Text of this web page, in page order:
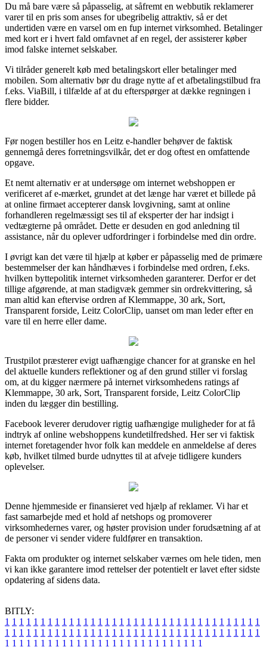
Du må bare være så påpasselig, at såfremt en webbutik reklamerer
varer til en pris som anses for ubegribelig attraktiv, så er det
undertiden være en varsel om en fup internet virksomhed. Betalinger
med kort er i hvert fald omfavnet af en regel, der assisterer køber
imod falske internet selskaber.
Vi tilråder generelt køb med betalingskort eller betalinger med
mobilen. Som alternativ bør du drage nytte af et afbetalingstilbud fra
f.eks. ViaBill, i tilfælde af at du efterspørger at dække regningen i
flere bidder.
Før nogen bestiller hos en Leitz e-handler behøver de faktisk
gennemgå deres forretningsvilkår, det er dog oftest en omfattende
opgave.
Et nemt alternativ er at undersøge om internet webshoppen er
verificeret af e-mærket, grundet at det længe har været et billede på
at online firmaet accepterer dansk lovgivning, samt at online
forhandleren regelmæssigt ses til af eksperter der har indsigt i
vedtægterne på området. Dette er desuden en god anledning til
assistance, når du oplever udfordringer i forbindelse med din ordre.
I øvrigt kan det være til hjælp at køber er påpasselig med de primære
bestemmelser der kan håndhæves i forbindelse med ordren, f.eks.
hvilken byttepolitik internet virksomheden garanterer. Derfor er det
tillige afgørende, at man stadigvæk gemmer sin ordrekvittering, så
man altid kan eftervise ordren af Klemmappe, 30 ark, Sort,
Transparent forside, Leitz ColorClip, uanset om man leder efter en
vare til en herre eller dame.
Trustpilot præsterer evigt uafhængige chancer for at granske en hel
del aktuelle kunders reflektioner og af den grund stiller vi forslag
om, at du kigger nærmere på internet virksomhedens ratings af
Klemmappe, 30 ark, Sort, Transparent forside, Leitz ColorClip
inden du lægger din bestilling.
Facebook leverer derudover rigtig uafhængige muligheder for at få
indtryk af online webshoppens kundetilfredshed. Her ser vi faktisk
internet foretagender hvor folk kan meddele en anmeldelse af deres
køb, hvilket tilmed burde udnyttes til at afveje tidligere kunders
oplevelser.
Denne hjemmeside er finansieret ved hjælp af reklamer. Vi har et
fast samarbejde med et hold af netshops og promoverer
virksomhedernes varer, og høster provision under forudsætning af at
de personer vi sender videre fuldfører en transaktion.
Fakta om produkter og internet selskaber værnes om hele tiden, men
vi kan ikke garantere imod rettelser der potentielt er lavet efter sidste
opdatering af sidens data.
BITLY:
1 1 1 1 1 1 1 1 1 1 1 1 1 1 1 1 1 1 1 1 1 1 1 1 1 1 1 1 1 1 1 1 1 1 1 1
1 1 1 1 1 1 1 1 1 1 1 1 1 1 1 1 1 1 1 1 1 1 1 1 1 1 1 1 1 1 1 1 1 1 1 1
1 1 1 1 1 1 1 1 1 1 1 1 1 1 1 1 1 1 1 1 1 1 1 1 1 1 1 1